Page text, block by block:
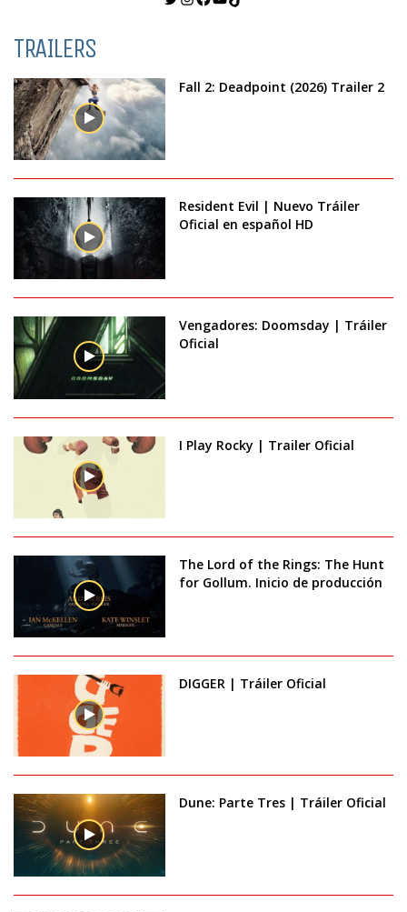
TRAILERS
Fall 2: Deadpoint (2026) Trailer 2
Resident Evil | Nuevo Tráiler
Oficial en español HD
Vengadores: Doomsday | Tráiler
Oficial
I Play Rocky | Trailer Oficial
The Lord of the Rings: The Hunt
for Gollum. Inicio de producción
DIGGER | Tráiler Oficial
Dune: Parte Tres | Tráiler Oficial